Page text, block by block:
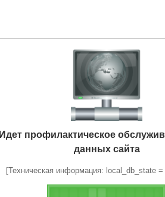
Идет профилактическое
данных сайта
[Техническая информация: local_db_state